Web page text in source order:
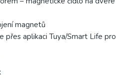
magnetů
přes aplikaci Tuya/Smart Life pro